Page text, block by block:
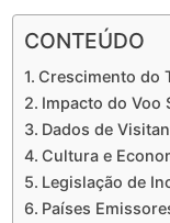
CONTEÚDO
Crescimento do
Impacto do Voo
Dados de
Cultura e
Legislação de
Países